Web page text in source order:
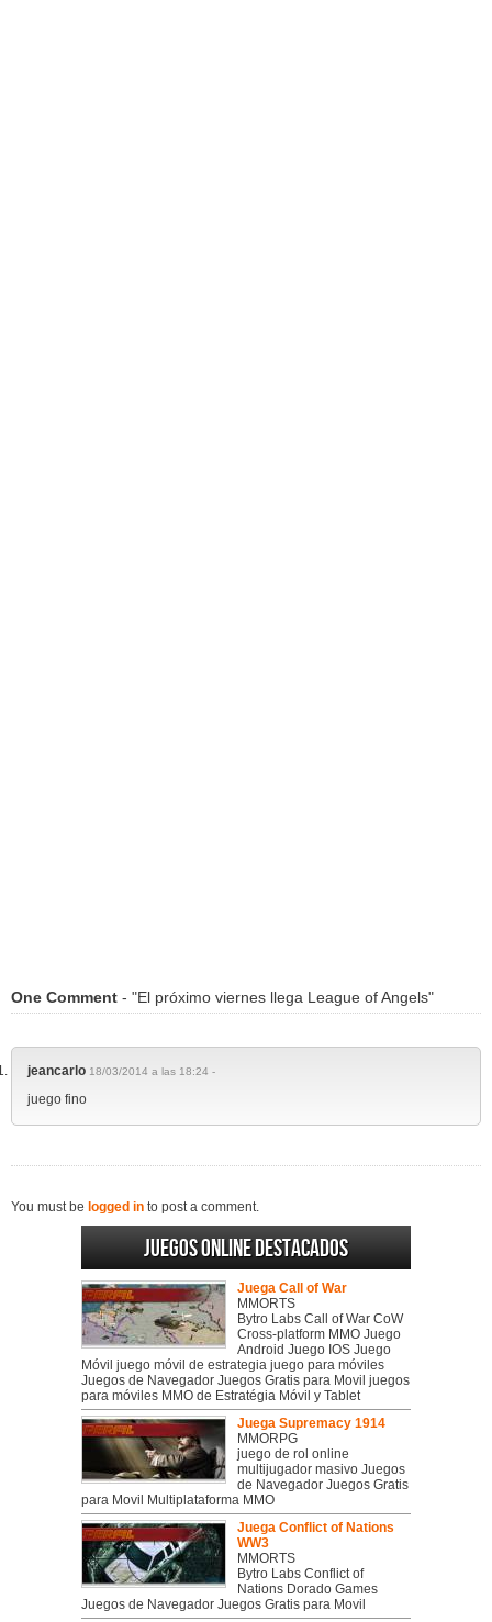
One Comment - "El próximo viernes llega League of Angels"
jeancarlo 18/03/2014 a las 18:24 -
juego fino
You must be logged in to post a comment.
Juegos online destacados
Juega Call of War
MMORTS
Bytro Labs Call of War CoW
Cross-platform MMO Juego
Android Juego IOS Juego
Móvil juego móvil de estrategia juego para móviles
Juegos de Navegador Juegos Gratis para Movil juegos
para móviles MMO de Estratégia Móvil y Tablet
Juega Supremacy 1914
MMORPG
juego de rol online
multijugador masivo Juegos
de Navegador Juegos Gratis
para Movil Multiplataforma MMO
Juega Conflict of Nations
WW3
MMORTS
Bytro Labs Conflict of
Nations Dorado Games
Juegos de Navegador Juegos Gratis para Movil